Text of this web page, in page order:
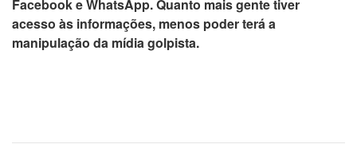
Facebook e WhatsApp. Quanto mais gente tiver
acesso às informações, menos poder terá a
manipulação da mídia golpista.